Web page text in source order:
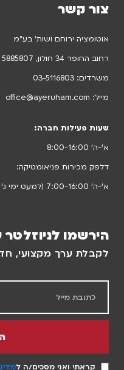
צור קשר
אוטומציה ירוחם ושות’ בע”מ
רחוב החופר 34 חולון, 5885807
משרדים: 03-5116803
מייל: office@ayeruham.com
שעות פעילות חברה:
א’-ה’ 8:00-16:00
דלפק מכירות פניאומטיקה:
א’-ה’ 7:00-16:00 (למעט ימי ג’ 8:00-16:00)
הירשמו לניוזלטר
לקבלת ערך מקצועי,
קראתי ואני מסכים/ה ל